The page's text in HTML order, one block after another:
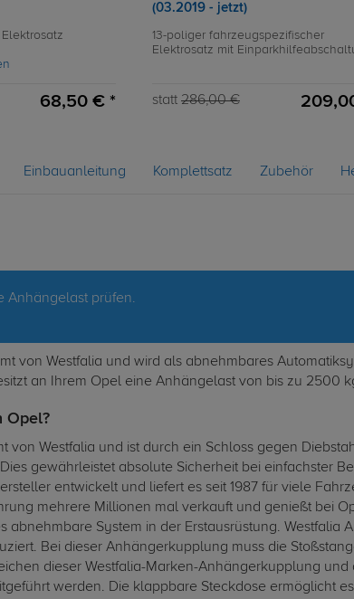
68,50 € *
(03.2019 - jetzt)
13-poliger fahrzeugspezifischer
Elektrosatz mit
statt 286,00 €
Einbauanleitung Komplettsatz Zubehör
Anhängelast prüfen.
von Westfalia und wird als abnehmbares
an Ihrem Opel eine Anhängelast von bis zu 2500
Opel?
Westfalia und ist durch ein Schloss gegen
gewährleistet absolute Sicherheit bei einfachster
entwickelt und liefert es seit 1987 für viele
mehrere Millionen mal verkauft und genießt bei
System in der Erstausrüstung. Westfalia
Bei dieser Anhängerkupplung muss die
dieser Westfalia-Marken-Anhängerkupplung
werden. Die klappbare Steckdose ermöglicht